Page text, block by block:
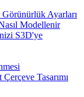
Ayarları
Modellenir
S3D'ye
Tasarımı